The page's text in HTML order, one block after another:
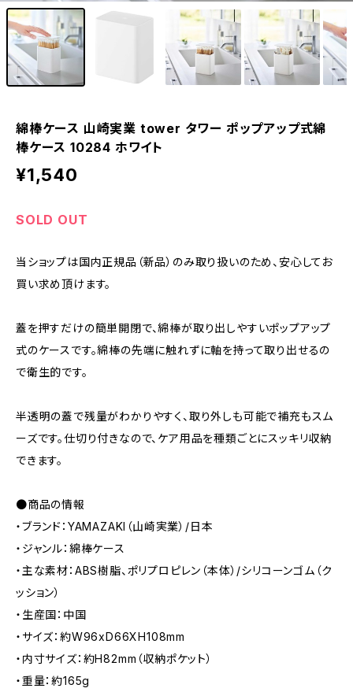
綿棒ケース 山崎実業 tower タワー ポップアップ式綿
棒ケース 10284 ホワイト
¥1,540
SOLD OUT
当ショップは国内正規品（新品）のみ取り扱いのため、安心してお
買い求め頂けます。
蓋を押すだけの簡単開閉で、綿棒が取り出しやすいポップアップ
式のケースです。綿棒の先端に触れずに軸を持って取り出せるの
で衛生的です。
半透明の蓋で残量がわかりやすく、取り外しも可能で補充もスム
ーズです。仕切り付きなので、ケア用品を種類ごとにスッキリ収納
できます。
●商品の情報
・ブランド：YAMAZAKI（山崎実業）/日本
・ジャンル：綿棒ケース
・主な素材：ABS樹脂、ポリプロピレン（本体）/シリコーンゴム（ク
ッション）
・生産国：中国
・サイズ：約W96xD66XH108mm
・内寸サイズ：約H82mm（収納ポケット）
・重量：約165g